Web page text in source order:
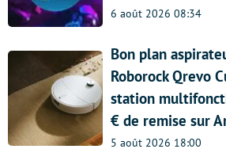
6 août 2026 08:34
Bon plan
Roborock Qrevo
station
€ de remise sur
5 août 2026 18:00